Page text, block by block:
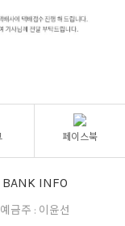
페이스북
BANK INFO
예금주 : 이윤선